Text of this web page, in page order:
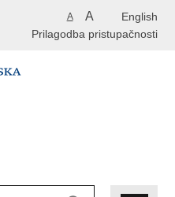
English
A A
Prilagodba pristupačnosti